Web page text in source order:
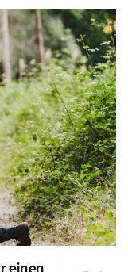
einen